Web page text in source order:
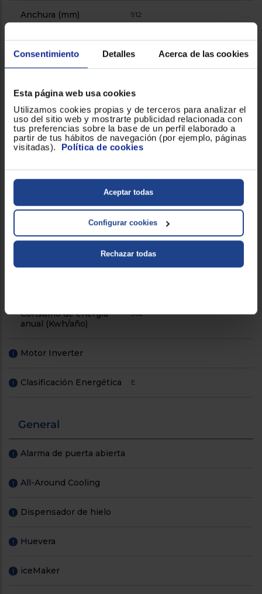
Consentimiento Detalles Acerca de las cookies
Esta página web usa cookies
Utilizamos cookies propias y de terceros para analizar el
uso del sitio web y mostrarte publicidad relacionada con
tus preferencias sobre la base de un perfil elaborado a
partir de tus hábitos de navegación (por ejemplo, páginas
visitadas). Política de cookies
Aceptar todas
Configurar cookies
Rechazar todas
Anchura (mm) 912
Peso (Kg)
Congelación
Capacidad neta del
congelador (lt)
259
compartimientos del
congelador
Consumo de energía
anual (Kwh/año)
362
! Motor Inverter
! Clasificación Energética E
General
! Alarma de puerta abierta
! All-Around Cooling
! Dispensador de hielo
! Huevera
! iceMaker